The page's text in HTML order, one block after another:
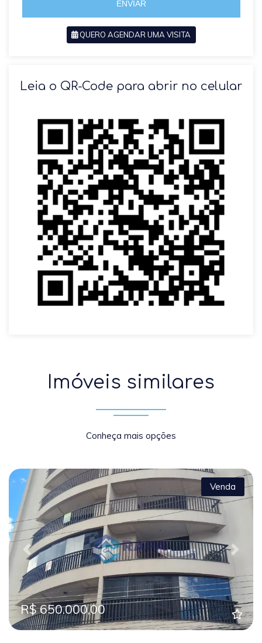
ENVIAR
QUERO AGENDAR UMA VISITA
Leia o QR-Code para abrir no celular
Imóveis similares
Conheça mais opções
Previous Next
Venda
R$ 650.000,00